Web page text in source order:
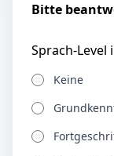
Bitte
Sprach-Level
Keine